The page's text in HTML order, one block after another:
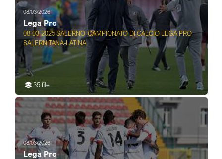
08/03/2026
Lega Pro
08-03-2025 SALERNO-CAMPIONATO DI CALCIO LEGA PRO
SALERNITANA-LATINA
35 file
08/03/2026
Lega Pro